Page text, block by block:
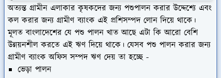
অত্যন্ত গ্রামীন এলাকার কৃষকদের জন্য পশুপালন করার উদ্দেশ্যে এবং
কল করার জন্য গ্রামীণ ব্যাংক এই প্রশিসম্পদ লোন দিয়ে থাকে।
মূলত বাংলাদেশের যে পশু পালন খাত আছে এটা কি আরো বেশি
উন্নয়নশীল করতে এই ঋণ দিয়ে থাকে। যেসব পশু পালন করার জন্য
গ্রামীণ ব্যাংক অফিস সম্পদ ঋণ দেয় তা হচ্ছে -
ভেড়া পালন